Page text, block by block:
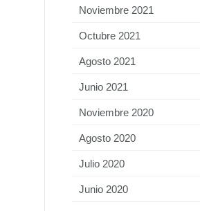
Noviembre 2021
Octubre 2021
Agosto 2021
Junio 2021
Noviembre 2020
Agosto 2020
Julio 2020
Junio 2020